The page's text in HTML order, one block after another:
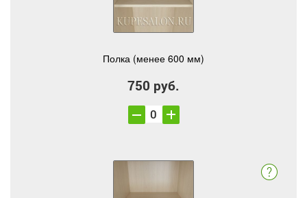
Полка (менее 600 мм)
750 руб.